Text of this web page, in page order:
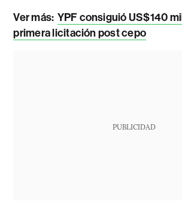
Ver más: YPF consiguió US$140
primera licitación post cepo
PUBLICIDAD